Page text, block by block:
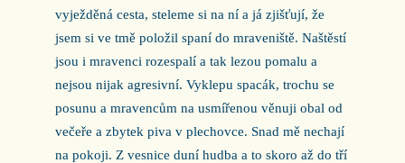
vyježděná cesta, steleme si na ní a já zjišťují, že
jsem si ve tmě položil spaní do mraveniště. Naštěstí
jsou i mravenci rozespalí a tak lezou pomalu a
nejsou nijak agresivní. Vyklepu spacák, trochu se
posunu a mravencům na usmířenou věnuji obal od
večeře a zbytek piva v plechovce. Snad mě nechají
na pokoji. Z vesnice duní hudba a to skoro až do tří